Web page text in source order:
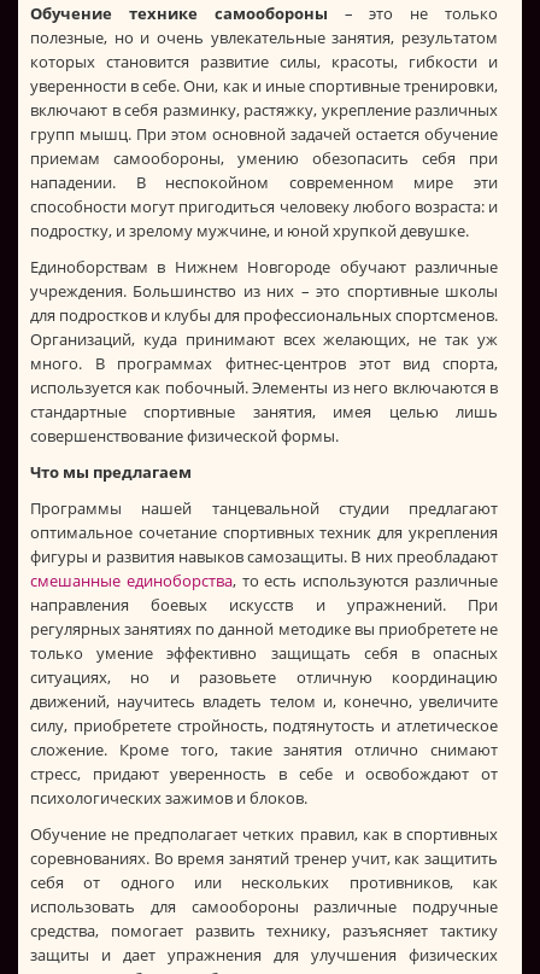
Обучение технике самообороны – это не только
полезные, но и очень увлекательные занятия, результатом
которых становится развитие силы, красоты, гибкости и
уверенности в себе. Они, как и иные спортивные тренировки,
включают в себя разминку, растяжку, укрепление различных
групп мышц. При этом основной задачей остается обучение
приемам самообороны, умению обезопасить себя при
нападении. В неспокойном современном мире эти
способности могут пригодиться человеку любого возраста: и
подростку, и зрелому мужчине, и юной хрупкой девушке.
Единоборствам в Нижнем Новгороде обучают различные
учреждения. Большинство из них – это спортивные школы
для подростков и клубы для профессиональных спортсменов.
Организаций, куда принимают всех желающих, не так уж
много. В программах фитнес-центров этот вид спорта,
используется как побочный. Элементы из него включаются в
стандартные спортивные занятия, имея целью лишь
совершенствование физической формы.
Что мы предлагаем
Программы нашей танцевальной студии предлагают
оптимальное сочетание спортивных техник для укрепления
фигуры и развития навыков самозащиты. В них преобладают
смешанные единоборства, то есть используются различные
направления боевых искусств и упражнений. При
регулярных занятиях по данной методике вы приобретете не
только умение эффективно защищать себя в опасных
ситуациях, но и разовьете отличную координацию
движений, научитесь владеть телом и, конечно, увеличите
силу, приобретете стройность, подтянутость и атлетическое
сложение. Кроме того, такие занятия отлично снимают
стресс, придают уверенность в себе и освобождают от
психологических зажимов и блоков.
Обучение не предполагает четких правил, как в спортивных
соревнованиях. Во время занятий тренер учит, как защитить
себя от одного или нескольких противников, как
использовать для самообороны различные подручные
средства, помогает развить технику, разъясняет тактику
защиты и дает упражнения для улучшения физических